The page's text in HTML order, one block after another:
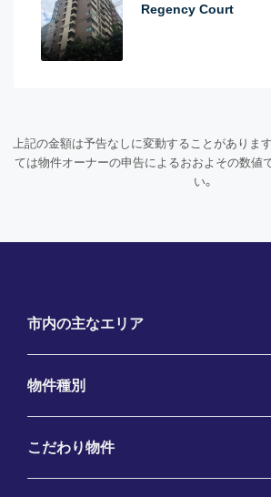
Regency Court
上記の金額は予告なしに変動することがありま
ては物件オーナーの申告によるおおよその数値
い。
市内の主なエリア
物件種別
こだわり物件